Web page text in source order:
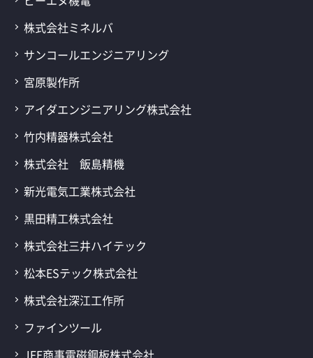
株式会社ミネルバ
サンコールエンジニアリング
宮原製作所
アイダエンジニアリング株式会社
竹内精器株式会社
株式会社 飯島精機
新光電気工業株式会社
黒田精工株式会社
株式会社三井ハイテック
松本ESテック株式会社
株式会社深江工作所
ファインツール